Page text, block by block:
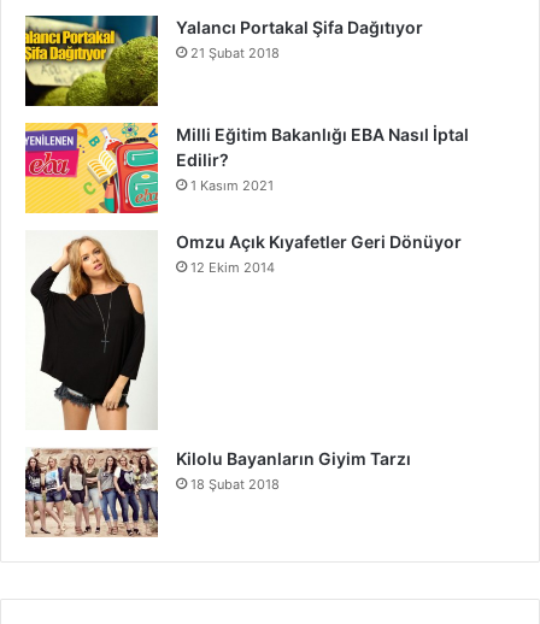
Yalancı Portakal Şifa Dağıtıyor
21 Şubat 2018
Milli Eğitim Bakanlığı EBA Nasıl İptal
Edilir?
1 Kasım 2021
Omzu Açık Kıyafetler Geri Dönüyor
12 Ekim 2014
Kilolu Bayanların Giyim Tarzı
18 Şubat 2018